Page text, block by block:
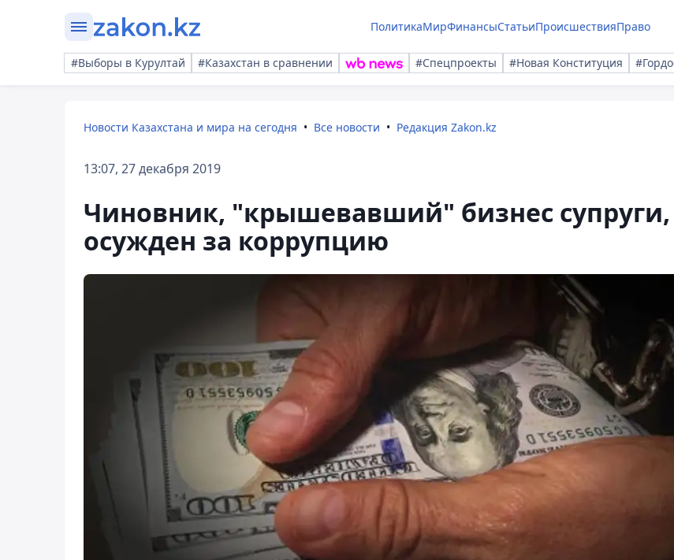
ПолитикаМирФинансыСтатьиПроисшествияПраво
#Выборы в Курултай #Казахстан в сравнении #Спецпроекты #Новая Конституция
Новости Казахстана и мира на сегодня Все новости Редакция Zakon.kz
13:07, 27 декабря 2019
Чиновник, "крышевавший" бизнес супруги,
осужден за коррупцию